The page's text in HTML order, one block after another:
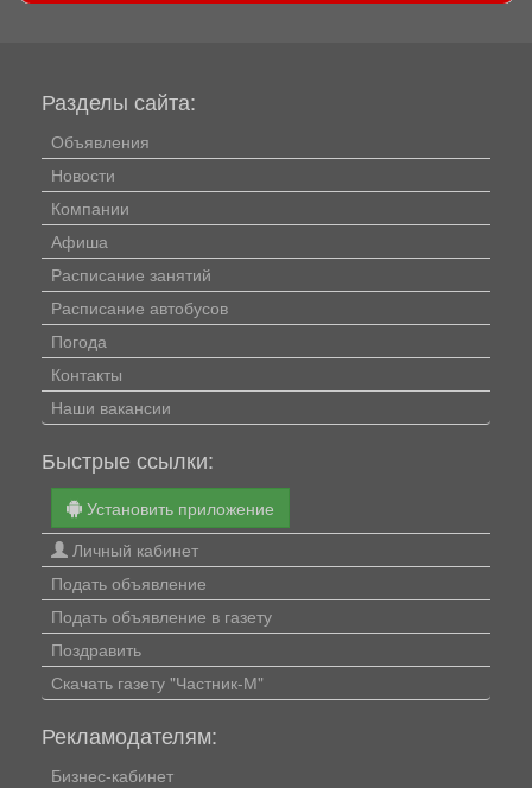
Разделы сайта:
Объявления
Новости
Компании
Афиша
Расписание занятий
Расписание автобусов
Погода
Контакты
Наши вакансии
Быстрые ссылки:
Установить приложение
Личный кабинет
Подать объявление
Подать объявление в газету
Поздравить
Скачать газету "Частник-М"
Рекламодателям:
Бизнес-кабинет